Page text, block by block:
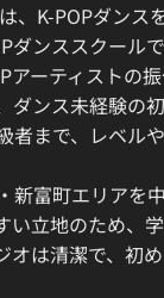
、K-POPダンス
ダンススクール
アーティストの
ダンス未経験の
者まで、レベル
新富町エリアを
い立地のため、
オは清潔で、初